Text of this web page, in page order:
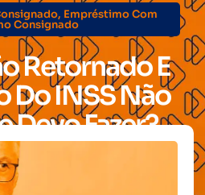
, Empréstimo Com
Consignado
Retornado E
Do INSS Não
Devo Fazer?